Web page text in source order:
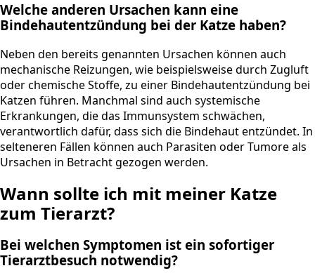
Welche anderen Ursachen kann eine
Bindehautentzündung bei der Katze haben?
Neben den bereits genannten Ursachen können auch
mechanische Reizungen, wie beispielsweise durch Zugluft
oder chemische Stoffe, zu einer Bindehautentzündung bei
Katzen führen. Manchmal sind auch systemische
Erkrankungen, die das Immunsystem schwächen,
verantwortlich dafür, dass sich die Bindehaut entzündet. In
selteneren Fällen können auch Parasiten oder Tumore als
Ursachen in Betracht gezogen werden.
Wann sollte ich mit meiner Katze
zum Tierarzt?
Bei welchen Symptomen ist ein sofortiger
Tierarztbesuch notwendig?